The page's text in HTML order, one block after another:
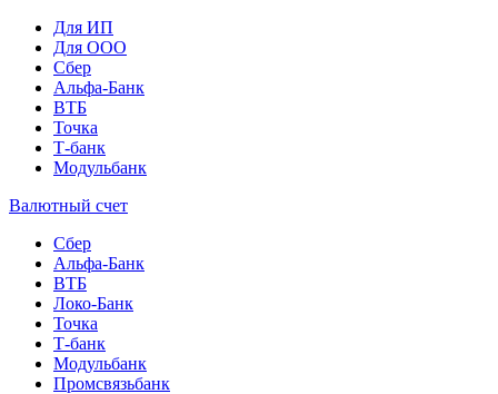
Для ИП
Для ООО
Сбер
Альфа-Банк
ВТБ
Точка
Т-банк
Модульбанк
Валютный счет
Сбер
Альфа-Банк
ВТБ
Локо-Банк
Точка
Т-банк
Модульбанк
Промсвязьбанк